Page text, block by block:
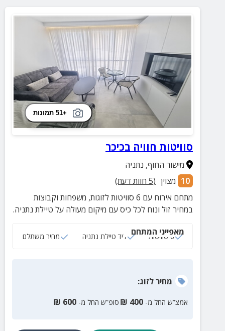
+51 תמונות
סוויטות חוויה בכיכר
מישור החוף, נתניה
10 מצוין (
5 חוות דעת)
מתחם אירוח עם 6 סוויטות לזוגות, משפחות וקבוצות
במחיר זול ונוח לכל כיס עם מיקום מעולה על טיילת נתניה.
מאפייני המתחם
6 סוויטות ליד טיילת נתניה מחיר משתלם
מחירלזוג:
אמצ”ש החל מ- 400
₪ סופ”ש החל מ- 600
₪